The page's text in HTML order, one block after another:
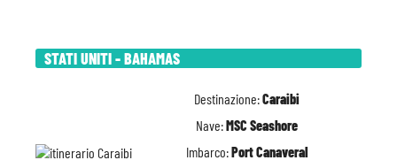
STATI UNITI - BAHAMAS
Destinazione:Caraibi
Nave:MSC Seashore
Imbarco:Port Canaveral